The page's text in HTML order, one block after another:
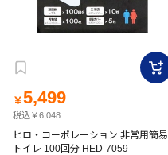
￥5,499
税込￥6,048
ヒロ・コーポレーション 非常用簡易
トイレ 100回分 HED-7059